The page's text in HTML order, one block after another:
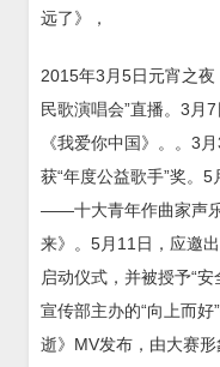
远了》，
2015年3月5日元宵之
民歌演唱会”直播。3月
《我爱你中国》。。3
获“年度公益歌手”奖。
——十大青年作曲家声
来》。5月11日，应邀
启动仪式，并被授予“
宣传部主办的“向上而
逝》MV发布，由大赛